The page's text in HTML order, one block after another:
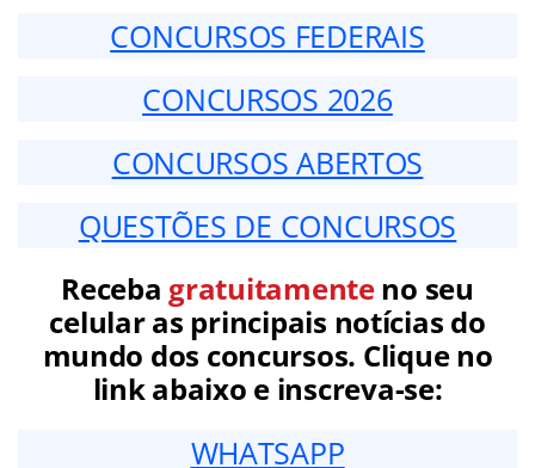
CONCURSOS FEDERAIS
CONCURSOS 2026
CONCURSOS ABERTOS
QUESTÕES DE CONCURSOS
Receba gratuitamenteno seu
celular as principais notícias do
mundo dos concursos. Clique no
link abaixo e inscreva-se:
WHATSAPP